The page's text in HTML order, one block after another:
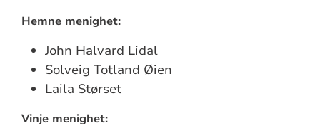
Hemne menighet:
John Halvard Lidal
Solveig Totland Øien
Laila Størset
Vinje menighet: